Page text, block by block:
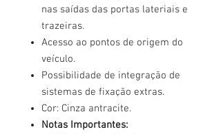
nas saídas das portas lateriais e
trazeiras.
Acesso ao pontos de origem do
veículo.
Possibilidade de integração de
sistemas de fixação extras.
Cor: Cinza antracite.
Notas Importantes: